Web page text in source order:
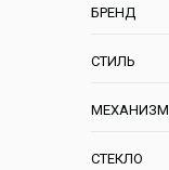
БРЕНД
СТИЛЬ
МЕХАНИЗМ
СТЕКЛО